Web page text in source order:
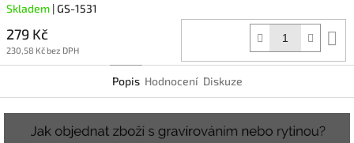
Skladem | GS-1531
279 Kč
230,58 Kč bez DPH
Popis Hodnocení Diskuze